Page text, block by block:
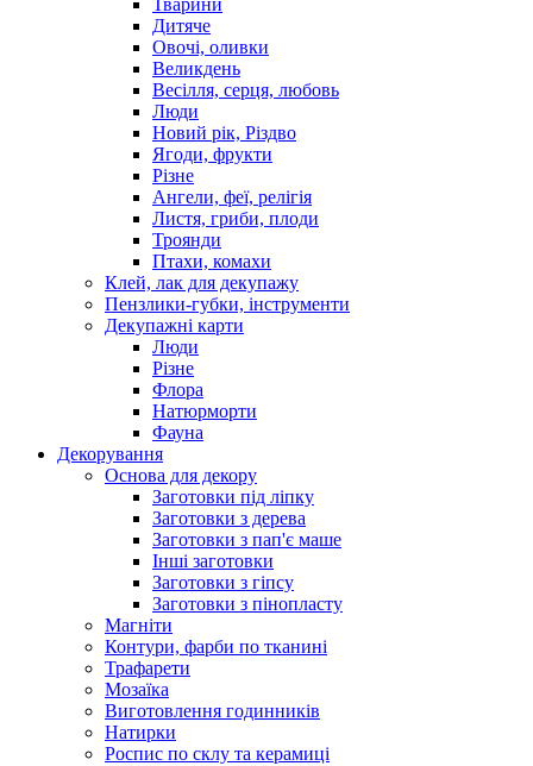
Дитяче
Овочі, оливки
Великдень
Весілля, серця, любовь
Люди
Новий рік, Різдво
Ягоди, фрукти
Різне
Ангели, феї, релігія
Листя, гриби, плоди
Троянди
Птахи, комахи
Клей, лак для декупажу
Пензлики-губки, інструменти
Декупажні карти
Люди
Різне
Флора
Натюрморти
Фауна
Декорування
Основа для декору
Заготовки під ліпку
Заготовки з дерева
Заготовки з пап'є маше
Інші заготовки
Заготовки з гіпсу
Заготовки з пінопласту
Магніти
Контури, фарби по тканині
Трафарети
Мозаїка
Виготовлення годинників
Натирки
Роспис по склу та керамиці